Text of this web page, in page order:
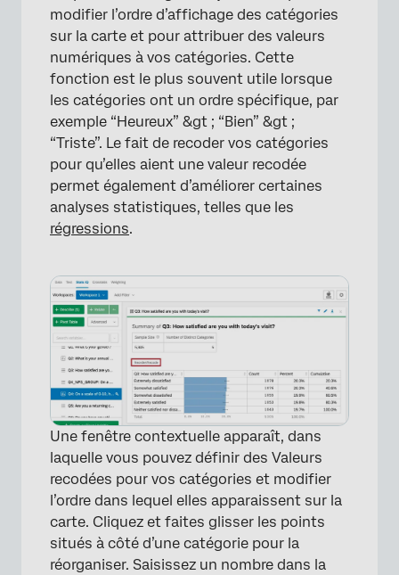
modifier l’ordre d’affichage des catégories
sur la carte et pour attribuer des valeurs
numériques à vos catégories. Cette
fonction est le plus souvent utile lorsque
les catégories ont un ordre spécifique, par
exemple “Heureux” &gt ; “Bien” &gt ;
“Triste”. Le fait de recoder vos catégories
pour qu’elles aient une valeur recodée
permet également d’améliorer certaines
analyses statistiques, telles que les
régressions.
Une fenêtre contextuelle apparaît, dans
laquelle vous pouvez définir des Valeurs
recodées pour vos catégories et modifier
l’ordre dans lequel elles apparaissent sur la
carte. Cliquez et faites glisser les points
situés à côté d’une catégorie pour la
réorganiser. Saisissez un nombre dans la